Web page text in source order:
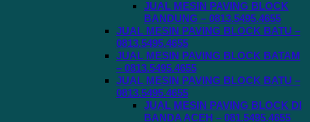
JUAL MESIN PAVING BLOCK
BANDUNG – 0813.5495.4655
JUAL MESIN PAVING BLOCK BATU –
0813.5495.4655
JUAL MESIN PAVING BLOCK BATAM
– 0813.5495.4655
JUAL MESIN PAVING BLOCK BATU –
0813.5495.4655
JUAL MESIN PAVING BLOCK DI
BANDA ACEH – 081.5495.4655